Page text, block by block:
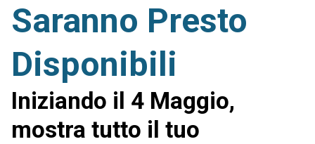
Saranno Presto
Disponibili
Iniziando il 4 Maggio,
mostra tutto il tuo